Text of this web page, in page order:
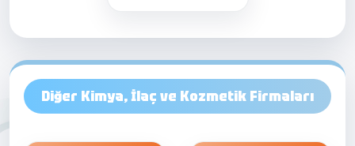
Diğer Kimya, İlaç ve Kozmetik Firmaları